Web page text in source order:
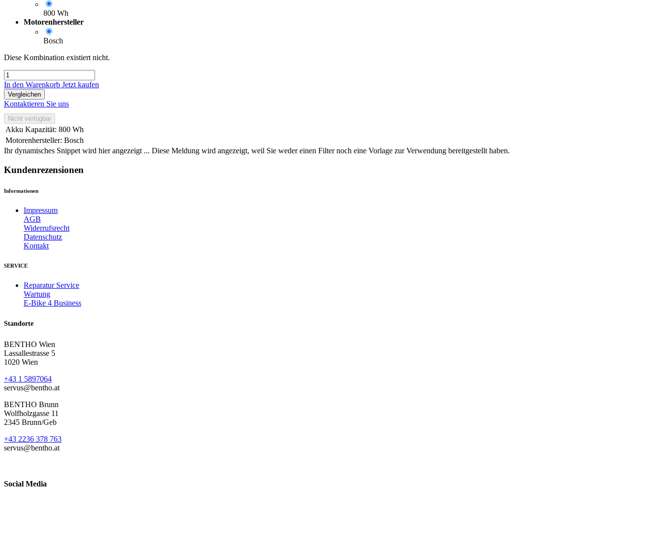
800 Wh
Motorenhersteller
Bosch
Diese Kombination existiert nicht.
In den Warenkorb Jetzt kaufen
Vergleichen
Kontaktieren Sie uns
Nicht verfügbar
Akku Kapazität: 800 Wh
Motorenhersteller: Bosch
Ihr dynamisches Snippet wird hier angezeigt ... Diese Meldung wird angezeigt, weil Sie weder einen Filter noch eine Vorlage zur Verwendung bereitgestellt haben.
Kundenrezensionen
Informationen
Impressum
AGB
Widerrufsrecht
Datenschutz
Kontakt
SERVICE
Reparatur Service
Wartung
E-Bike 4 Business
Standorte
BENTHO Wien
Lassallestrasse 5
1020 Wien
+43 1 5897064
servus@bentho.at
BENTHO Brunn
Wolfholzgasse 11
2345 Brunn/Geb
+43 2236 378 763
servus@bentho.at
Social Media